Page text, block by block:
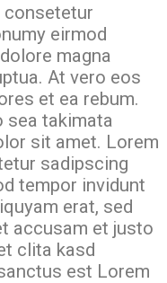
consetetur
eirmod
magna
At vero eos
et ea rebum.
sea takimata
sit amet. Lorem
sadipscing
tempor invidunt
erat, sed
accusam et justo
clita kasd
est Lorem